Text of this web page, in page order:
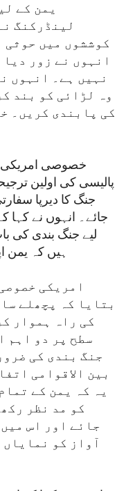
یمن کے
لینڈرکنگ
کوششوں میں حوثی
انہوں نے زور
نہیں ہے۔ انہوں
وہ لڑائی کو بند
کی پابندی کریں۔
خصوصی امریکی
پالیسی کی اولین
جنگ کا دیرپا
جائے۔ انہوں نے کہا
لیے جنگ بندی کی
ہیں کہ یمن
امریکی
بتایا کہ پچھلے
کی راہ ہموار
سطح پر دو اہم
جنگ بندی کی
بین الاقوامی
یہ کہ یمن کے
کو مد نظر
جائے اور اس
آواز کو